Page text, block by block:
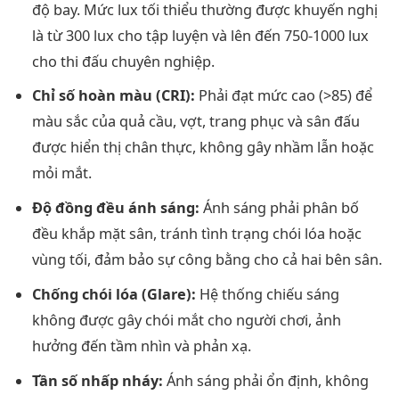
độ bay. Mức lux tối thiểu thường được khuyến nghị
là từ 300 lux cho tập luyện và lên đến 750-1000 lux
cho thi đấu chuyên nghiệp.
Chỉ số hoàn màu (CRI): Phải đạt mức cao (>85) để
màu sắc của quả cầu, vợt, trang phục và sân đấu
được hiển thị chân thực, không gây nhầm lẫn hoặc
mỏi mắt.
Độ đồng đều ánh sáng: Ánh sáng phải phân bố
đều khắp mặt sân, tránh tình trạng chói lóa hoặc
vùng tối, đảm bảo sự công bằng cho cả hai bên sân.
Chống chói lóa (Glare): Hệ thống chiếu sáng
không được gây chói mắt cho người chơi, ảnh
hưởng đến tầm nhìn và phản xạ.
Tần số nhấp nháy: Ánh sáng phải ổn định, không